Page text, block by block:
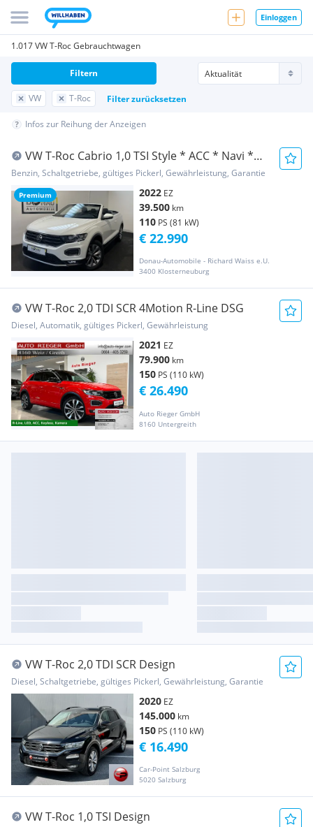
Einloggen
1.017 VW T-Roc Gebrauchtwagen
VW T-Roc Filter zurücksetzen
Filtern
Infos zur Reihung der Anzeigen
Premium
VW T-Roc Cabrio 1,0 TSI Style * ACC * Navi *
Cam *...
Benzin, Schaltgetriebe, gültiges Pickerl, Gewährleistung, Garantie
2022 EZ
39.500 km
110 PS (81 kW)
Donau-Automobile - Richard Waiss e.U.
3400 Klosterneuburg
€ 22.990
VW T-Roc 2,0 TDI SCR 4Motion R-Line DSG
Diesel, Automatik, gültiges Pickerl, Gewährleistung
2021 EZ
79.900 km
150 PS (110 kW)
Auto Rieger GmbH
8160 Untergreith
€ 26.490
VW T-Roc 2,0 TDI SCR Design
Diesel, Schaltgetriebe, gültiges Pickerl, Gewährleistung, Garantie
2020 EZ
145.000 km
150 PS (110 kW)
Car-Point Salzburg
5020 Salzburg
€ 16.490
VW T-Roc 1,0 TSI Design